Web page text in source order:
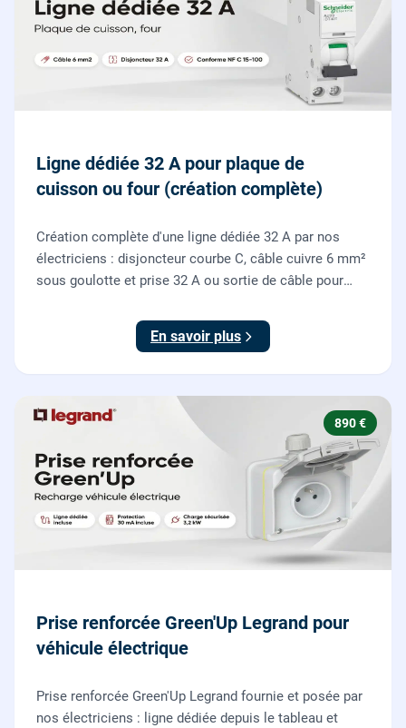
Ligne dédiée 32 A pour plaque de
cuisson ou four (création complète)
Création complète d'une ligne dédiée 32 A par nos
électriciens : disjoncteur courbe C, câble cuivre 6 mm²
sous goulotte et prise 32 A ou sortie de câble pour
En savoir plus
890 €
Prise renforcée Green'Up Legrand pour
véhicule électrique
Prise renforcée Green'Up Legrand fournie et posée par
nos électriciens : ligne dédiée depuis le tableau et